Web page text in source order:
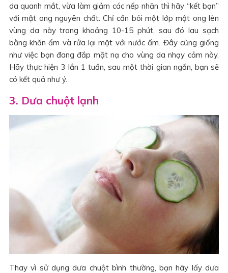
da quanh mắt, vừa làm giảm các nếp nhăn thì hãy “kết bạn”
với mật ong nguyên chất. Chỉ cần bôi một lớp mật ong lên
vùng da này trong khoảng 10-15 phút, sau đó lau sạch
bằng khăn ẩm và rửa lại mặt với nước ấm. Đây cũng giống
như việc bạn đang đắp mặt nạ cho vùng da nhạy cảm này.
Hãy thực hiện 3 lần 1 tuần, sau một thời gian ngắn, bạn sẽ
có kết quả như ý.
3. Dưa chuột lạnh
Thay vì sử dụng dưa chuột bình thường, bạn hãy lấy dưa